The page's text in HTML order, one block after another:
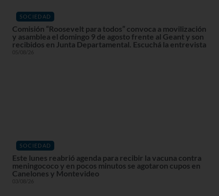
SOCIEDAD
Comisión “Roosevelt para todos” convoca a movilización
y asamblea el domingo 9 de agosto frente al Geant y son
recibidos en Junta Departamental. Escuchá la entrevista
05/08/26
SOCIEDAD
Este lunes reabrió agenda para recibir la vacuna contra
meningococo y en pocos minutos se agotaron cupos en
Canelones y Montevideo
03/08/26